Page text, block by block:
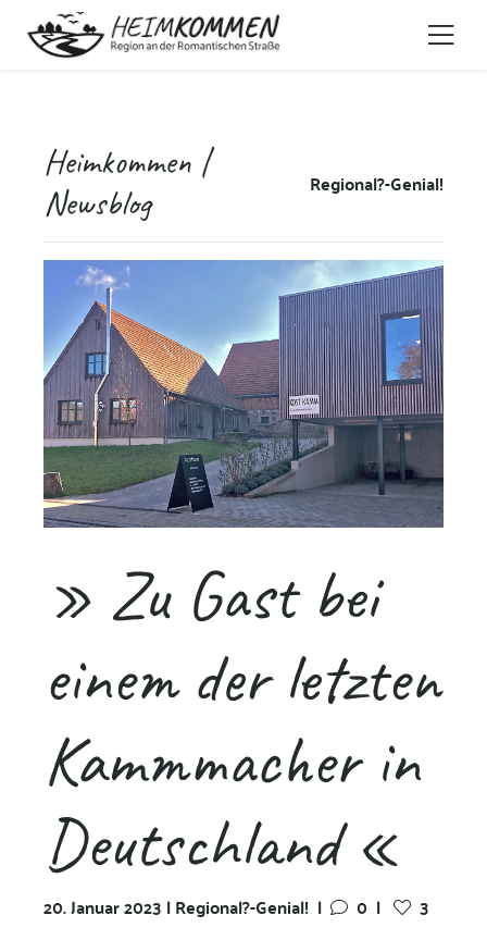
Heimkommen |
Newsblog
Regional?-Genial!
» Zu Gast bei
einem der letzten
Kammmacher in
Deutschland «
20. Januar 2023 | Regional?-Genial! | 0 | 3